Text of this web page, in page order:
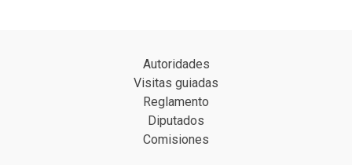
Autoridades
Visitas guiadas
Reglamento
Diputados
Comisiones